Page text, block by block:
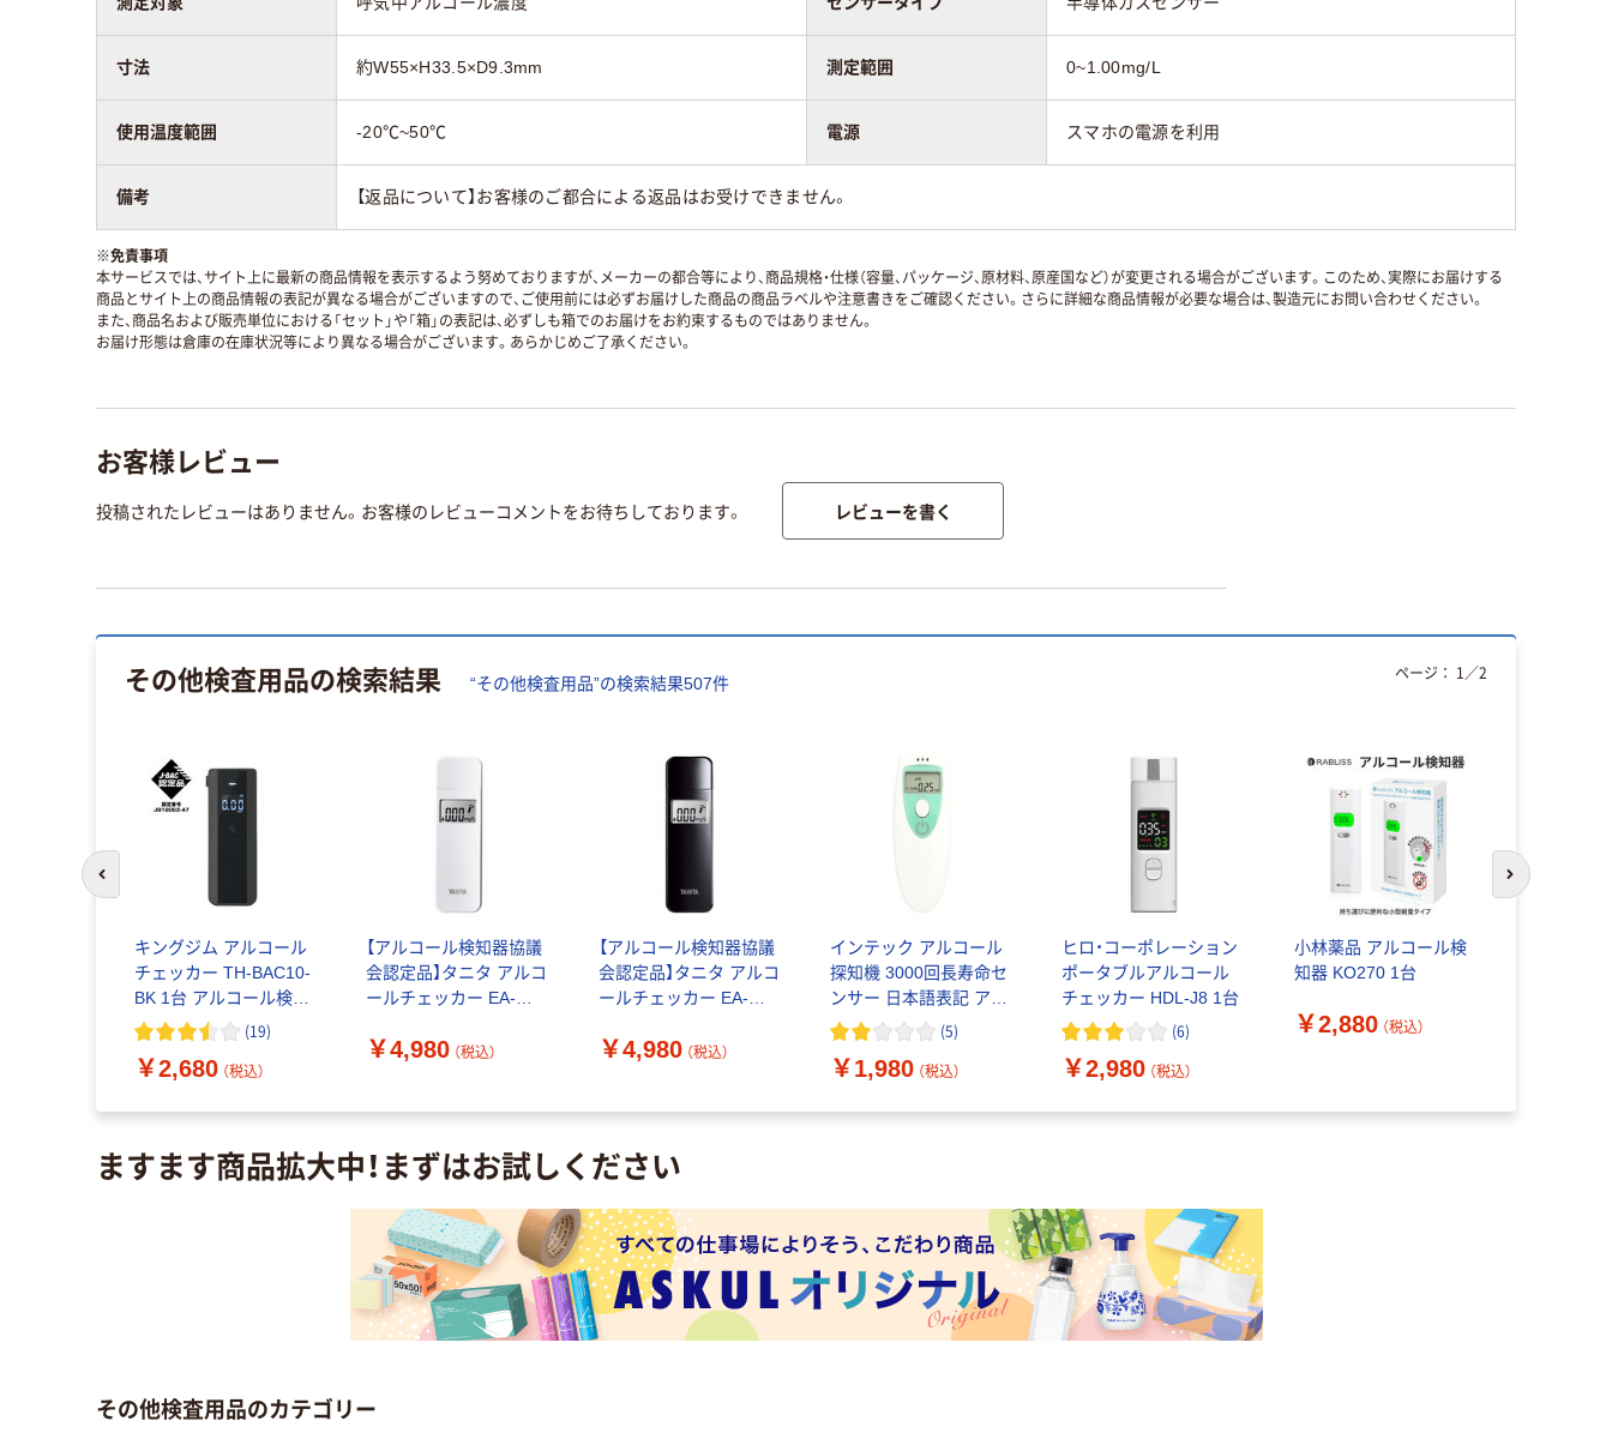
寸法 約W55×H33.5×D9.3mm 測定範囲 0~1.00mg/L
使用温度範囲 -20℃~50℃ 電源 スマホの電源を利用
備考 【返品について】お客様のご都合による返品はお受けできません。
※免責事項
本サービスでは、サイト上に最新の商品情報を表示するよう努めておりますが、メーカーの都合等により、商品規格・仕様（容量、パッケージ、原材料、原産国など）が変更される場合がございます。このため、実際にお届けする
商品とサイト上の商品情報の表記が異なる場合がございますので、ご使用前には必ずお届けした商品の商品ラベルや注意書きをご確認ください。さらに詳細な商品情報が必要な場合は、製造元にお問い合わせください。
また、商品名および販売単位における「セット」や「箱」の表記は、必ずしも箱でのお届けをお約束するものではありません。
お届け形態は倉庫の在庫状況等により異なる場合がございます。あらかじめご了承ください。
お客様レビュー
投稿されたレビューはありません。お客様のレビューコメントをお待ちしております。 レビューを書く
その他検査用品の検索結果 “その他検査用品”の検索結果507件
キングジム アルコール
チェッカー TH-BAC10-
BK 1台 アルコール検知
器協議会認定品 オリジ
(19)
￥2,680 （税込）
【アルコール検知器協議
会認定品】タニタ アルコ
ールチェッカー EA-
￥4,980 （税込）
【アルコール検知器協議
会認定品】タニタ アルコ
ールチェッカー EA-
￥4,980 （税込）
インテック アルコール
探知機 3000回長寿命セ
ンサー 日本語表記 アル
コールチェッカー
(5)
￥1,980 （税込）
ヒロ・コーポレーション
ポータブルアルコール
チェッカー HDL-J8 1台
(6)
￥2,980 （税込）
小林薬品 アルコール検
知器 KO270 1台
￥2,880 （税込）
ページ： 1 ／2
次のスライド
ますます商品拡大中！まずはお試しください
その他検査用品のカテゴリー